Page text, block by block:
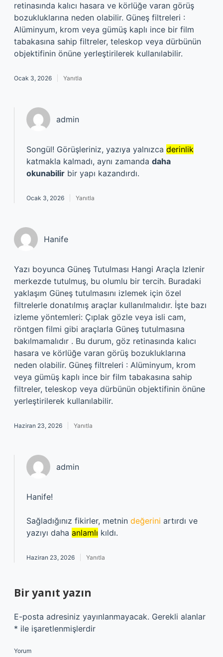
retinasında kalıcı hasara ve körlüğe varan görüş
bozukluklarına neden olabilir. Güneş filtreleri :
Alüminyum, krom veya gümüş kaplı ince bir film
tabakasına sahip filtreler, teleskop veya dürbünün
objektifinin önüne yerleştirilerek kullanılabilir.
Ocak 3, 2026 Yanıtla
admin
Songül! Görüşleriniz, yazıya yalnızca derinlik
katmakla kalmadı, aynı zamanda daha
okunabilir bir yapı kazandırdı.
Ocak 3, 2026 Yanıtla
Hanife
Yazı boyunca Güneş Tutulması Hangi Araçla Izlenir
merkezde tutulmuş, bu olumlu bir tercih. Buradaki
yaklaşım Güneş tutulmasını izlemek için özel
filtrelerle donatılmış araçlar kullanılmalıdır. İşte bazı
izleme yöntemleri: Çıplak gözle veya isli cam,
röntgen filmi gibi araçlarla Güneş tutulmasına
bakılmamalıdır . Bu durum, göz retinasında kalıcı
hasara ve körlüğe varan görüş bozukluklarına
neden olabilir. Güneş filtreleri : Alüminyum, krom
veya gümüş kaplı ince bir film tabakasına sahip
filtreler, teleskop veya dürbünün objektifinin önüne
yerleştirilerek kullanılabilir.
Haziran 23, 2026 Yanıtla
admin
Hanife!
Sağladığınız fikirler, metnin değerini artırdı ve
yazıyı daha anlamlı kıldı.
Haziran 23, 2026 Yanıtla
Bir yanıt yazın
E-posta adresiniz yayınlanmayacak. Gerekli alanlar
* ile işaretlenmişlerdir
Yorum